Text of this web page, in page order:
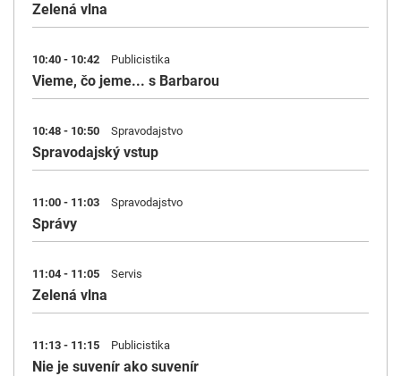
Zelená vlna
10:40 - 10:42 Publicistika
Vieme, čo jeme... s Barbarou
10:48 - 10:50 Spravodajstvo
Spravodajský vstup
11:00 - 11:03 Spravodajstvo
Správy
11:04 - 11:05 Servis
Zelená vlna
11:13 - 11:15 Publicistika
Nie je suvenír ako suvenír